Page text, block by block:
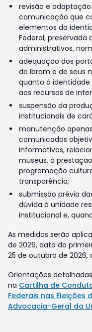
revisão e
comunicação que
elementos da
Federal,
administrativos,
adequação dos
do Ibram e de seus
quanto à identidade
aos recursos de
suspensão da
institucionais de
manutenção
comunicados
informativos,
museus, à
programação
transparência;
submissão prévia
dúvida à unidade
institucional e,
As medidas serão
de 2026, data do
25 de outubro de 2026,
Orientações
na Cartilha de
Federais nas Eleições
Advocacia-Geral da